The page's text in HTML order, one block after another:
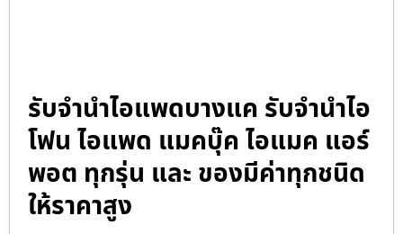
รับจำนำไอแพดบางแค รับจำนำไอ
โฟน ไอแพด แมคบุ๊ค ไอแมค แอร์
พอต ทุกรุ่น และ ของมีค่าทุกชนิด
ให้ราคาสูง